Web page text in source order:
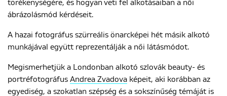
törékenységére, és hogyan veti fel alkotásaiban a női
ábrázolásmód kérdéseit.
A hazai fotográfus szürreális önarcképei hét másik alkotó
munkájával együtt reprezentálják a női látásmódot.
Megismerhetjük a Londonban alkotó szlovák beauty- és
portréfotográfus Andrea Zvadova képeit, aki korábban az
egyediség, a szokatlan szépség és a sokszínűség témáját is